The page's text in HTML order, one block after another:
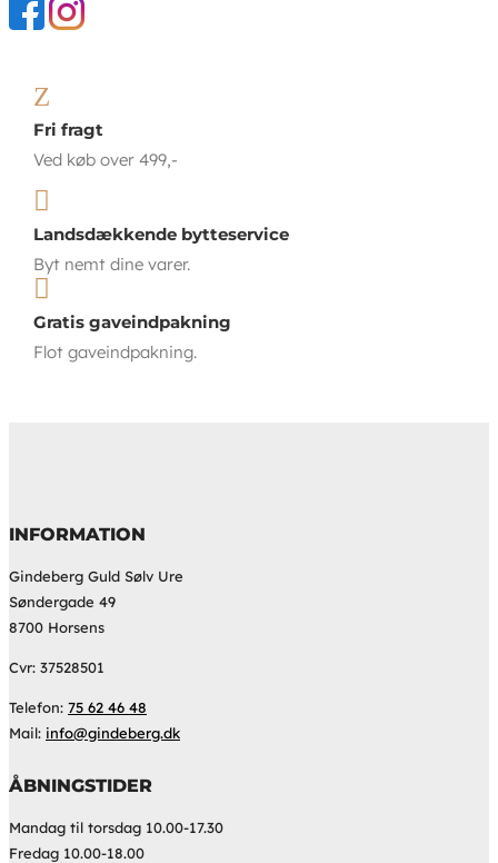
Z
Fri fragt
Ved køb over 499,-

Landsdækkende bytteservice
Byt nemt dine varer.

Gratis gaveindpakning
Flot gaveindpakning.
INFORMATION
Gindeberg Guld Sølv Ure
Søndergade 49
8700 Horsens
Cvr: 37528501
Telefon: 75 62 46 48
Mail: info@gindeberg.dk
ÅBNINGSTIDER
Mandag til torsdag 10.00-17.30
Fredag 10.00-18.00